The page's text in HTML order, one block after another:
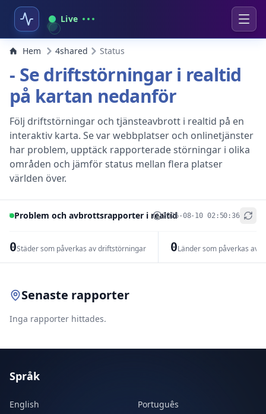
Live
Hem 4shared Status
- Se driftstörningar i realtid
på kartan nedanför
Följ driftstörningar och tjänsteavbrott i realtid på en
interaktiv karta. Se var webbplatser och onlinetjänster
har problem, upptäck rapporterade störningar i olika
områden och jämför status mellan flera platser
världen över.
Problem och avbrottsrapporter i realtid2026-08-10 02:50:36
0Städer som påverkas av driftstörningar 0Länder som påverkas av
+
Senaste rapporter
Inga rapporter hittades.
Språk
English
Português